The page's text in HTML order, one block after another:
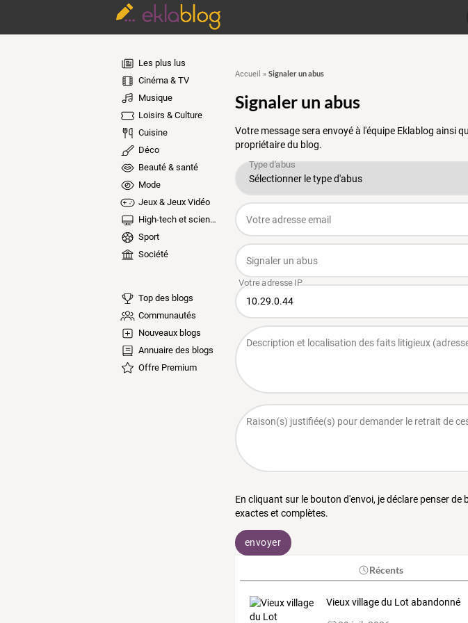
Les plus lus
Cinéma & TV
Musique
Loisirs & Culture
Cuisine
Déco
Beauté & santé
Mode
Jeux & Jeux Vidéo
High-tech et sciences
Sport
Société
Top des blogs
Communautés
Nouveaux blogs
Annuaire des blogs
Offre Premium
Accueil » Signaler un abus
Signaler un abus
Votre message sera envoyé à l'équipe Eklablog ainsi
propriétaire du blog.
En cliquant sur le bouton d'envoi, je déclare penser
exactes et complètes.
envoyer
Récents
Vieux village du Lot abandonné